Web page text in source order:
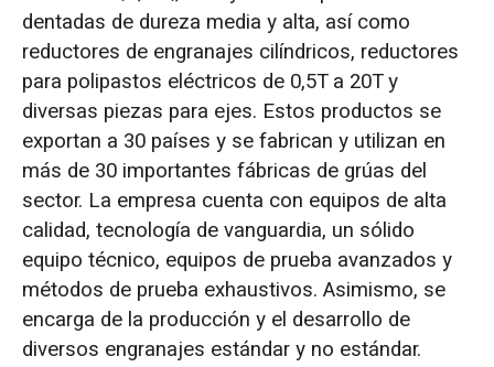
dentadas de dureza media y alta, así como
reductores de engranajes cilíndricos, reductores
para polipastos eléctricos de 0,5T a 20T y
diversas piezas para ejes. Estos productos se
exportan a 30 países y se fabrican y utilizan en
más de 30 importantes fábricas de grúas del
sector. La empresa cuenta con equipos de alta
calidad, tecnología de vanguardia, un sólido
equipo técnico, equipos de prueba avanzados y
métodos de prueba exhaustivos. Asimismo, se
encarga de la producción y el desarrollo de
diversos engranajes estándar y no estándar.